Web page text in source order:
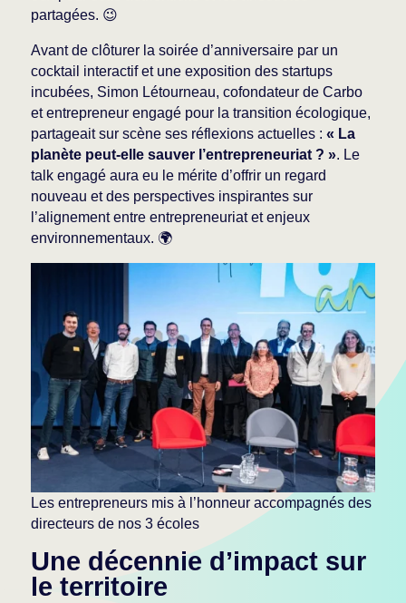
partagées. 😉
Avant de clôturer la soirée d’anniversaire par un
cocktail interactif et une exposition des startups
incubées, Simon Létourneau, cofondateur de Carbo
et entrepreneur engagé pour la transition écologique,
partageait sur scène ses réflexions actuelles : « La
planète peut-elle sauver l’entrepreneuriat ? ». Le
talk engagé aura eu le mérite d’offrir un regard
nouveau et des perspectives inspirantes sur
l’alignement entre entrepreneuriat et enjeux
environnementaux. 🌍
Les entrepreneurs mis à l’honneur accompagnés des
directeurs de nos 3 écoles
Une décennie d’impact sur
le territoire